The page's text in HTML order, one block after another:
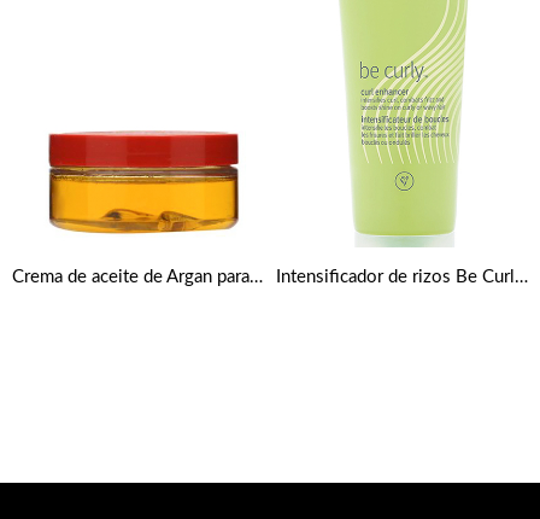
Crema de aceite de Argan para bordes perfectos Intensificador de rizos Be Curly – Aveda